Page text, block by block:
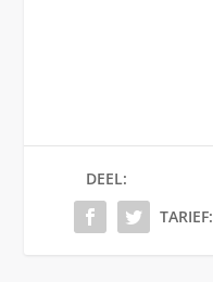
DEEL:
TARIEF: